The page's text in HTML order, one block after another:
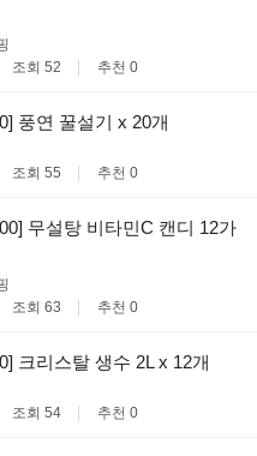
조회 52 추천 0
풍연 꿀설기 x 20개
조회 55 추천 0
무설탕 비타민C 캔디 12가
조회 63 추천 0
크리스탈 생수 2L x 12개
조회 54 추천 0